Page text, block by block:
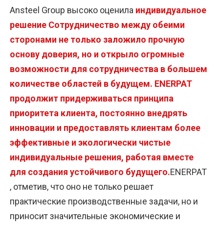
Ansteel Group высоко оценила индивидуальное
решение Сотрудничество между обеими
сторонами не только заложило прочную
основу доверия, но и открыло огромные
возможности для сотрудничества в большем
количестве областей в будущем. ENERPAT
продолжит придерживаться принципа
приоритета клиента, постоянно внедрять
инновации и предоставлять клиентам более
эффективные и экологически чистые
индивидуальные решения, работая вместе
для создания устойчивого будущего.ENERPAT
, отметив, что оно не только решает
практические производственные задачи, но и
приносит значительные экономические и